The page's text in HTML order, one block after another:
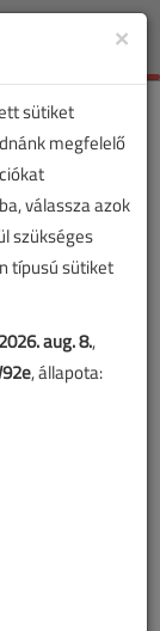
Toggle
×
sütiket
megfelelő
válassza azok
szükséges
típusú sütiket
2026. aug. 8.,
, állapota: